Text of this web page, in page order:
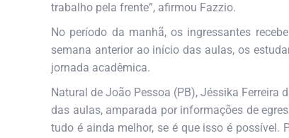
trabalho pela frente”, afirmou Fazzio.
No período da manhã, os ingressantes
semana anterior ao início das aulas, os
jornada acadêmica.
Natural de João Pessoa (PB), Jéssika
das aulas, amparada por informações de
tudo é ainda melhor, se é que isso é possível.